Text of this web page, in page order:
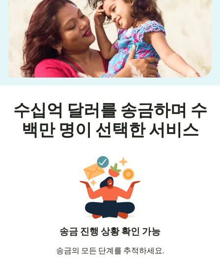
수십억 달러를 송금하며 수
백만 명이 선택한 서비스
송금 진행 상황 확인 가능
송금의 모든 단계를 추적하세요.